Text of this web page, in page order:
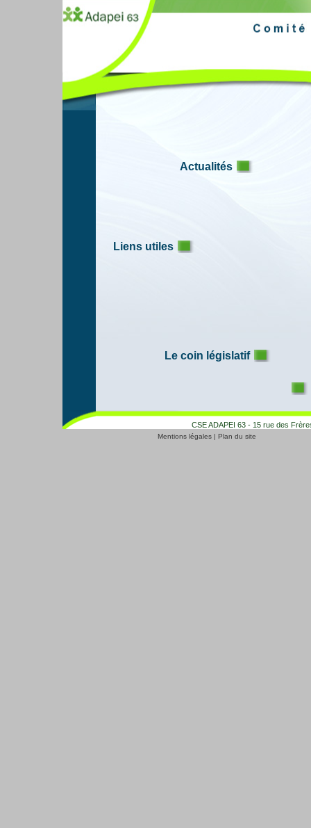
Le coin législatif
Liens utiles
Actualités
CSE ADAPEI 63 - 15 rue des
Mentions légales| Plan du site